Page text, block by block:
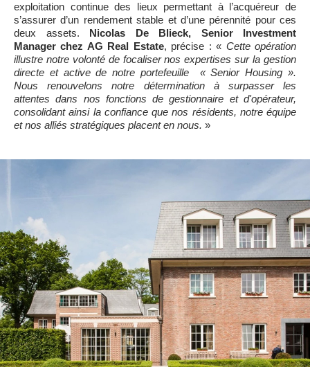
exploitation continue des lieux permettant à l’acquéreur de
s’assurer d’un rendement stable et d’une pérennité pour ces
deux assets. Nicolas De Blieck, Senior Investment
Manager chez AG Real Estate, précise : « Cette opération
illustre notre volonté de focaliser nos expertises sur la gestion
directe et active de notre portefeuille « Senior Housing ».
Nous renouvelons notre détermination à surpasser les
attentes dans nos fonctions de gestionnaire et d'opérateur,
consolidant ainsi la confiance que nos résidents, notre équipe
et nos alliés stratégiques placent en nous. »